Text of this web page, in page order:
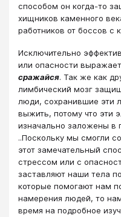
способом он когда-то
хищников каменного
работников от боссов
Исключительно
или опасности
сражайся. Так же как
лимбический мозг
люди, сохранившие эти
выжить, потому что эти
изначально заложены в
..Поскольку мы смогли
этот замечательный
стрессом или с
заставляют наши тела
которые помогают нам
намерения людей, то
время на подробное